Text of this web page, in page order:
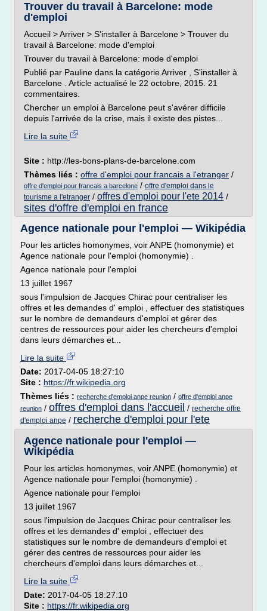
Trouver du travail à Barcelone: mode
d'emploi
Accueil > Arriver > S'installer à Barcelone > Trouver du
travail à Barcelone: mode d'emploi
Trouver du travail à Barcelone: mode d'emploi
Publié par Pauline dans la catégorie Arriver , S'installer à
Barcelone . Article actualisé le 22 octobre, 2015. 21
commentaires.
Chercher un emploi à Barcelone peut s'avérer difficile
depuis l'arrivée de la crise, mais il existe des pistes...
Lire la suite
Site : http://les-bons-plans-de-barcelone.com
Thèmes liés : offre d'emploi pour francais a l'etranger /
offre d'emploi pour francais a barcelone / offre d'emploi dans le
tourisme a l'etranger / offres d'emploi pour l'ete 2014 /
sites d'offre d'emploi en france
Agence nationale pour l'emploi — Wikipédia
Pour les articles homonymes, voir ANPE (homonymie) et
Agence nationale pour l'emploi (homonymie) .
Agence nationale pour l'emploi
13 juillet 1967
sous l'impulsion de Jacques Chirac pour centraliser les
offres et les demandes d' emploi , effectuer des statistiques
sur le nombre de demandeurs d'emploi et gérer des
centres de ressources pour aider les chercheurs d'emploi
dans leurs démarches et...
Lire la suite
Date: 2017-04-05 18:27:10
Site : https://fr.wikipedia.org
Thèmes liés : recherche d'emploi anpe reunion / offre d'emploi anpe
reunion / offres d'emploi dans l'accueil / recherche offre
d'emploi anpe / recherche d'emploi pour l'ete
Agence nationale pour l'emploi —
Wikipédia
Pour les articles homonymes, voir ANPE (homonymie) et
Agence nationale pour l'emploi (homonymie) .
Agence nationale pour l'emploi
13 juillet 1967
sous l'impulsion de Jacques Chirac pour centraliser les
offres et les demandes d' emploi , effectuer des
statistiques sur le nombre de demandeurs d'emploi et
gérer des centres de ressources pour aider les
chercheurs d'emploi dans leurs démarches et...
Lire la suite
Date: 2017-04-05 18:27:10
Site : https://fr.wikipedia.org